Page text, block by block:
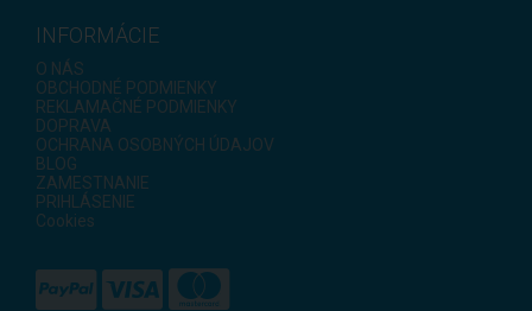
INFORMÁCIE
O NÁS
OBCHODNÉ PODMIENKY
REKLAMAČNÉ PODMIENKY
DOPRAVA
OCHRANA OSOBNÝCH ÚDAJOV
BLOG
ZAMESTNANIE
PRIHLÁSENIE
Cookies